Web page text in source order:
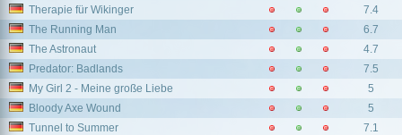
Therapie für Wikinger
7.4
The Running Man
6.7
The Astronaut
4.7
Predator: Badlands
7.5
My Girl 2 - Meine große Liebe
5
Bloody Axe Wound
5
Tunnel to Summer
7.1